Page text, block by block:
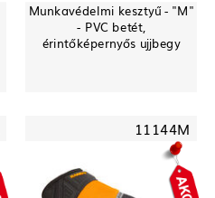
Munkavédelmi kesztyű - "M"
- PVC betét,
érintőképernyős ujjbegy
11144M